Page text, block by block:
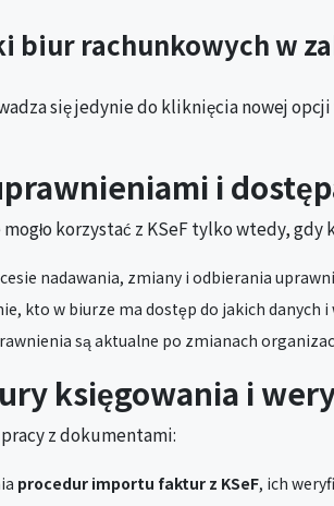
biur rachunkowych w
się jedynie do kliknięcia nowej
i
korzystać z KSeF tylko wtedy,
nadawania, zmiany i odbierania
kto w biurze ma dostęp do jakich danych
są aktualne po zmianach
księgowania i
z dokumentami:
procedur importu faktur z KSeF, ich